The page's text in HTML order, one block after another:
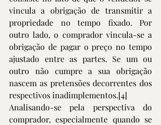
vincula a obrigação de transmitir a
propriedade no tempo fixado. Por
outro lado, o comprador vincula-se a
obrigação de pagar o preço no tempo
ajustado entre as partes. Se um ou
outro não cumpre a sua obrigação
nascem as pretensões decorrentes dos
respectivos inadimplementos.[4]
Analisando-se pela perspectiva do
comprador, especialmente quando se